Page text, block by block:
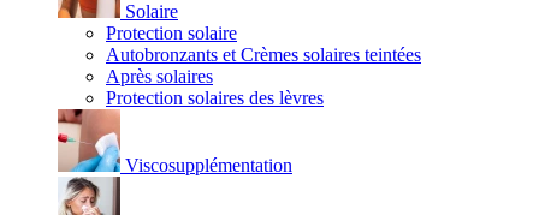
Solaire
Protection solaire
Autobronzants et Crèmes solaires teintées
Après solaires
Protection solaires des lèvres
Viscosupplémentation